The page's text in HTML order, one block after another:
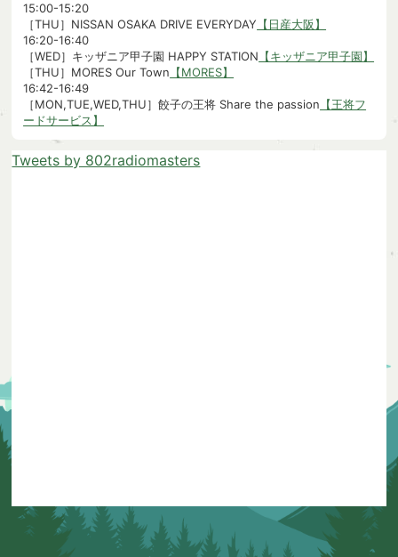
15:00-15:20
［THU］NISSAN OSAKA DRIVE EVERYDAY 【日産大阪】
16:20-16:40
［WED］キッザニア甲子園 HAPPY STATION 【キッザニア甲子園】
［THU］MORES Our Town 【MORES】
16:42-16:49
［MON,TUE,WED,THU］餃子の王将 Share the passion 【王将フ
ードサービス】
Tweets by 802radiomasters